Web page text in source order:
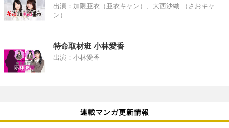
出演：加隈亜衣（亜衣キャン）、大西沙織 （さおキャ
ン）
特命取材班 小林愛香
出演：小林愛香
連載マンガ更新情報